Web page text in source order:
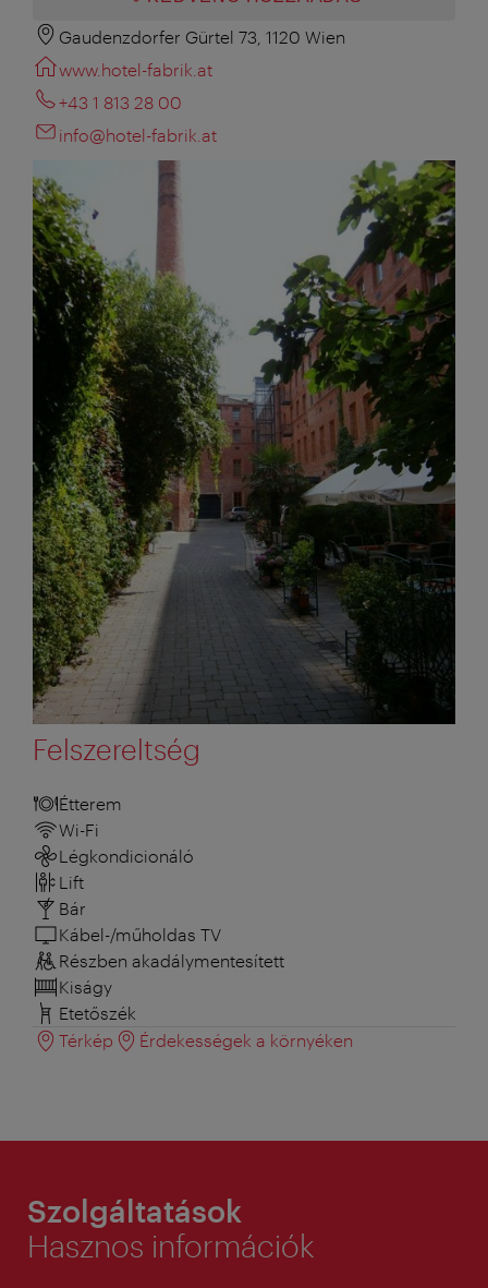
Gaudenzdorfer Gürtel 73, 1120 Wien
www.hotel-fabrik.at
+43 1 813 28 00
info@hotel-fabrik.at
Felszereltség
Étterem
Wi-Fi
Légkondicionáló
Lift
Bár
Kábel-/műholdas TV
Részben akadálymentesített
Kiságy
Etetőszék
Térkép
Érdekességek a környéken
Szolgáltatások
Hasznos információk